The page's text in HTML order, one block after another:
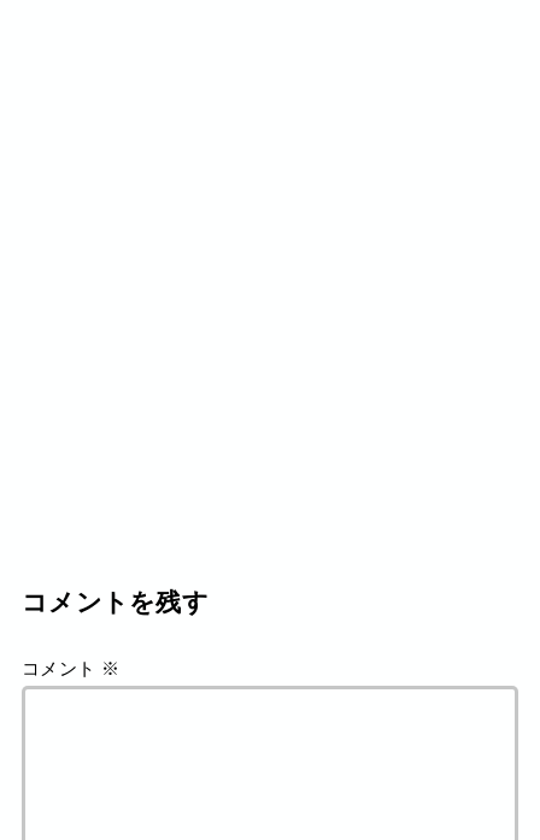
コメントを残す
コメント ※